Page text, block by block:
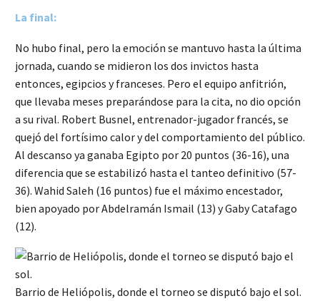
La final:
No hubo final, pero la emoción se mantuvo hasta la última
jornada, cuando se midieron los dos invictos hasta
entonces, egipcios y franceses. Pero el equipo anfitrión,
que llevaba meses preparándose para la cita, no dio opción
a su rival. Robert Busnel, entrenador-jugador francés, se
quejó del fortísimo calor y del comportamiento del público.
Al descanso ya ganaba Egipto por 20 puntos (36-16), una
diferencia que se estabilizó hasta el tanteo definitivo (57-
36). Wahid Saleh (16 puntos) fue el máximo encestador,
bien apoyado por Abdelramán Ismail (13) y Gaby Catafago
(12).
Barrio de Heliópolis, donde el torneo se disputó bajo el sol.